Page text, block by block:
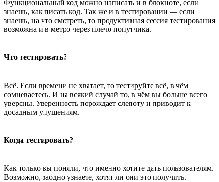
Функциональный код можно написать и в блокноте, если
знаешь, как писать код. Так же и в тестировании — если
знаешь, на что смотреть, то продуктивная сессия тестирования
возможна и в метро через плечо попутчика.
Что тестировать?
Всё. Если времени не хватает, то тестируйте всё, в чём
сомневаетесь. И на всякий случай то, в чём вы больше всего
уверены. Уверенность порождает слепоту и приводит к
досадным упущениям.
Когда тестировать?
Как только вы поняли, что именно хотите дать пользователям.
Возможно, заодно узнаете, хотят ли они это получить.